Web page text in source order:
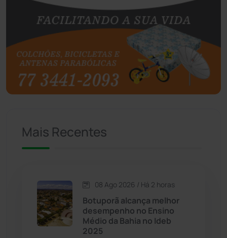
Botuporã (73)
Brasil (7680)
Brumado (31962)
Caetanos
Candiba
Cândido Sales
Mais Recentes
08 Ago 2026 / Há 2 horas
Botuporã alcança melhor
desempenho no Ensino
Médio da Bahia no Ideb
2025